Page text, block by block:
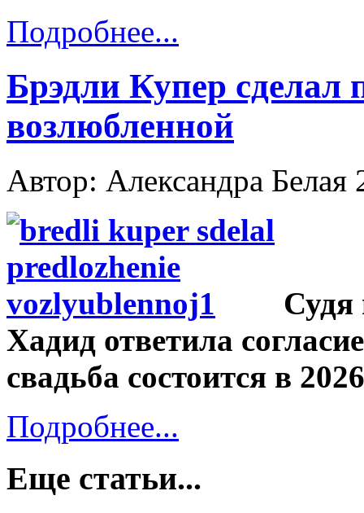
Подробнее...
Брэдли Купер сделал
возлюбленной
Автор: Александра Белая
Судя
Хадид ответила
свадьба состоится в
Подробнее...
Еще статьи...